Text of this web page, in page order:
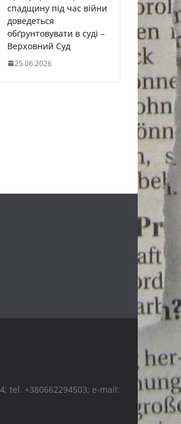
спадщину під час війни
доведеться
обґрунтовувати в суді –
Верховний Суд
25.06.2026
tel. +380662294503; e-mail: